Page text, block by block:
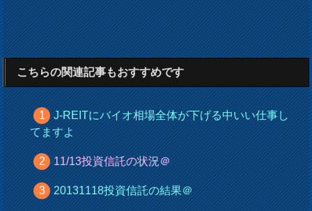
こちらの関連記事もおすすめです
J-REITにバイオ相場全体が下げる中いい仕事し
てますよ
11/13投資信託の状況＠
20131118投資信託の結果＠